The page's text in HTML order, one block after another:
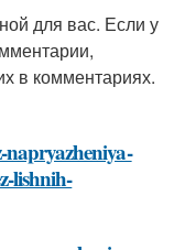
для вас. Если у
в комментариях.
napryazheniya-
lishnih-